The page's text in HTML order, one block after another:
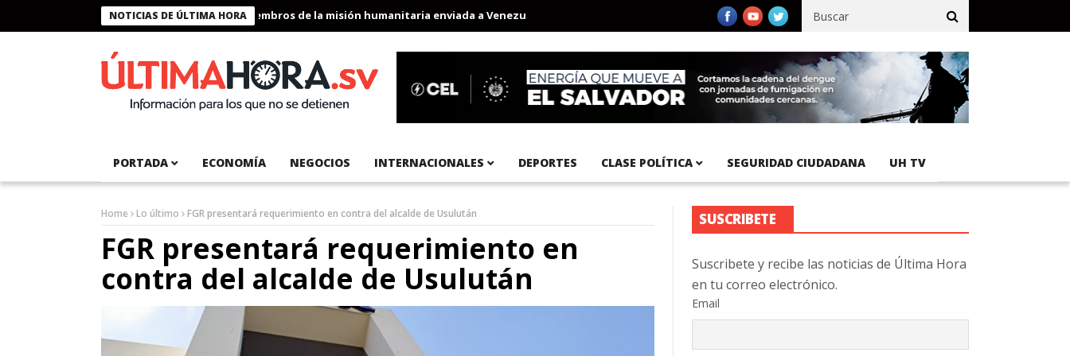
NOTICIAS DE ÚLTIMA HORA
Presidente Bukele condecora a miembros de la misión humanitaria enviada a Venezuela Aeropuerto Internacional del Pacífico registra 92 % de avance en obras de terracería
PORTADA ECONOMÍA NEGOCIOS INTERNACIONALES DEPORTES CLASE POLÍTICA SEGURIDAD CIUDADANA UH TV
Home Lo último FGR presentará requerimiento en contra del alcalde de Usulután
FGR presentará requerimiento en
contra del alcalde de Usulután
SUSCRIBETE
Suscribete y recibe las noticias de Última Hora
en tu correo electrónico.
Email